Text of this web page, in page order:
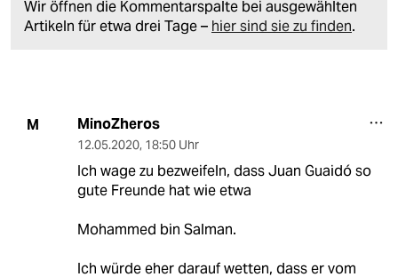
Wir öffnen die Kommentarspalte bei ausgewählten
Artikeln für etwa drei Tage – hier sind sie zu finden.
M MinoZheros
12.05.2020, 18:50 Uhr
Ich wage zu bezweifeln, dass Juan Guaidó so
gute Freunde hat wie etwa
Mohammed bin Salman.
Ich würde eher darauf wetten, dass er vom